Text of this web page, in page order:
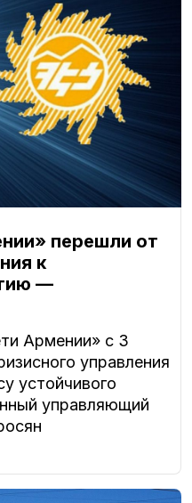
перешли от
к
—
Армении» с 3
управления
устойчивого
управляющий